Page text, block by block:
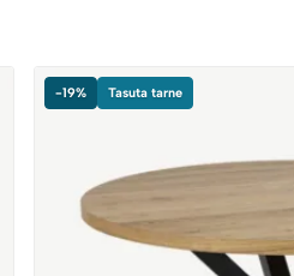
-19% Tasuta tarne